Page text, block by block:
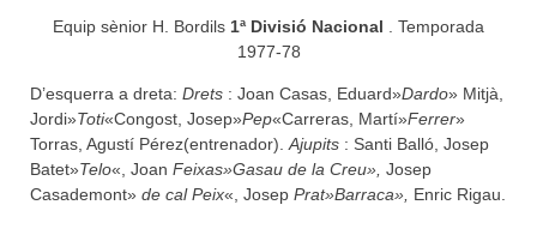
Equip sènior H. Bordils 1ª Divisió Nacional . Temporada
1977-78
D’esquerra a dreta: Drets : Joan Casas, Eduard»Dardo» Mitjà,
Jordi»Toti«Congost, Josep»Pep«Carreras, Martí»Ferrer»
Torras, Agustí Pérez(entrenador). Ajupits : Santi Balló, Josep
Batet»Telo«, Joan Feixas»Gasau de la Creu», Josep
Casademont» de cal Peix«, Josep Prat»Barraca», Enric Rigau.